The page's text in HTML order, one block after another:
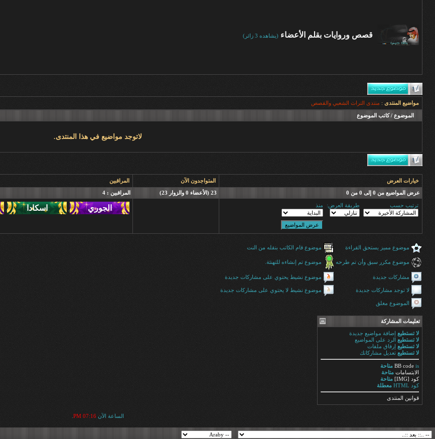
قصص وروايات بقلم الأعضاء (يشاهده 3 زائر)
مواضيع المنتدى : منتدى التراث الشعبي والقصص
الموضوع /كاتب الموضوع
لاتوجد مواضيع في هذا المنتدى.
خيارات العرض المتواجدون الآن المراقبين
عرض المواضيع من 0 إلى 0 من 0 23 (الأعضاء 0 والزوار 23) المراقبين : 4
ترتيب حسب طريقة العرض: منذ
موضوع مميز يستحق القراءة موضوع قام الكاتب بنقله من النت
موضوع مكرر سبق وأن تم طرحه موضوع تم إنشاءه للتهنئة.
مشاركات جديدة موضوع نشيط يحتوي على مشاركات جديدة
لا توجد مشاركات جديدة موضوع نشيط لا يحتوي على مشاركات جديدة
الموضوع مغلق
تعليمات المشاركة
لا تستطيع إضافة مواضيع جديدة
لا تستطيع الرد على المواضيع
لا تستطيع إرفاق ملفات
لا تستطيع تعديل مشاركاتك
BB code is
متاحة
الابتسامات متاحة
كود [IMG]
متاحة
كود HTML
معطلة
قوانين المنتدى
الساعة الآن 07:16 PM